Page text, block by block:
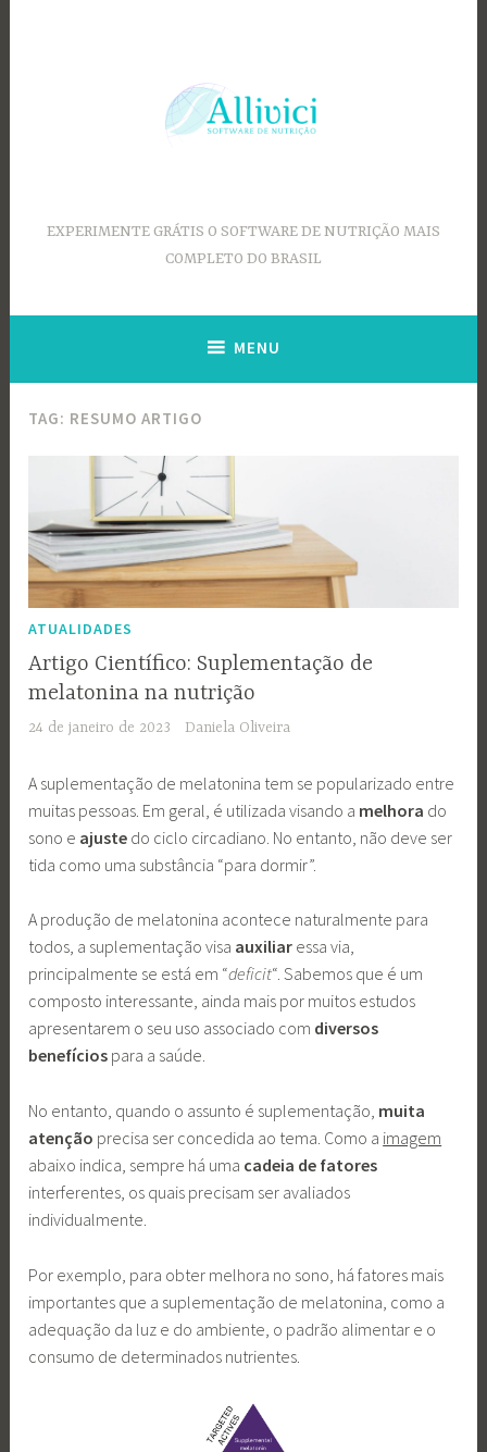
EXPERIMENTE GRÁTIS O SOFTWARE DE NUTRIÇÃO MAIS
COMPLETO DO BRASIL
MENU
TAG: RESUMO ARTIGO
ATUALIDADES
Artigo Científico: Suplementação de
melatonina na nutrição
24 de janeiro de 2023 Daniela Oliveira
A suplementação de melatonina tem se popularizado entre
muitas pessoas. Em geral, é utilizada visando a melhora do
sono e ajuste do ciclo circadiano. No entanto, não deve ser
tida como uma substância “para dormir”.
A produção de melatonina acontece naturalmente para
todos, a suplementação visa auxiliar essa via,
principalmente se está em “deficit“. Sabemos que é um
composto interessante, ainda mais por muitos estudos
apresentarem o seu uso associado com diversos
benefícios para a saúde.
No entanto, quando o assunto é suplementação, muita
atenção precisa ser concedida ao tema. Como a imagem
abaixo indica, sempre há uma cadeia de fatores
interferentes, os quais precisam ser avaliados
individualmente.
Por exemplo, para obter melhora no sono, há fatores mais
importantes que a suplementação de melatonina, como a
adequação da luz e do ambiente, o padrão alimentar e o
consumo de determinados nutrientes.